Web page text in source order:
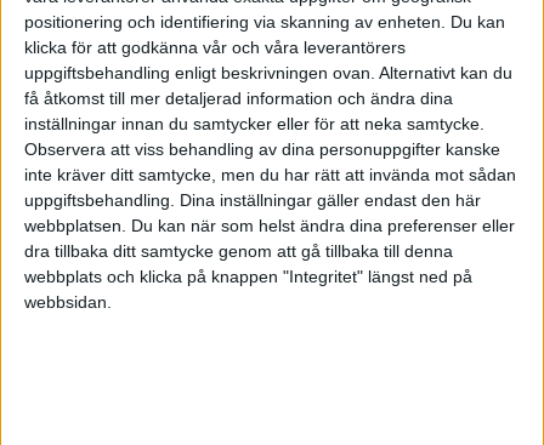
positionering och identifiering via skanning av enheten. Du kan
klicka för att godkänna vår och våra leverantörers
uppgiftsbehandling enligt beskrivningen ovan. Alternativt kan du
få åtkomst till mer detaljerad information och ändra dina
inställningar innan du samtycker eller för att neka samtycke.
Observera att viss behandling av dina personuppgifter kanske
inte kräver ditt samtycke, men du har rätt att invända mot sådan
uppgiftsbehandling. Dina inställningar gäller endast den här
webbplatsen. Du kan när som helst ändra dina preferenser eller
dra tillbaka ditt samtycke genom att gå tillbaka till denna
webbplats och klicka på knappen "Integritet" längst ned på
webbsidan.
FAKTA